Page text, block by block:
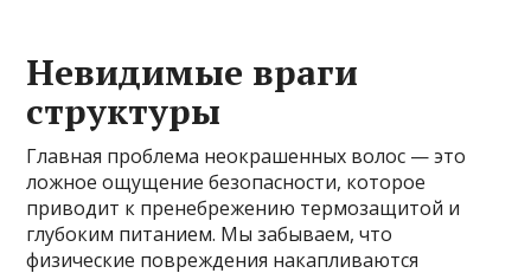
Невидимые враги
структуры
Главная проблема неокрашенных волос — это
ложное ощущение безопасности, которое
приводит к пренебрежению термозащитой и
глубоким питанием. Мы забываем, что
физические повреждения накапливаются